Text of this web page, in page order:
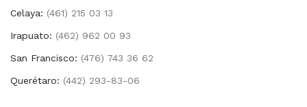
Celaya: (461) 215 03 13
Irapuato: (462) 962 00 93
San Francisco: (476) 743 36 62
Querétaro: (442) 293-83-06